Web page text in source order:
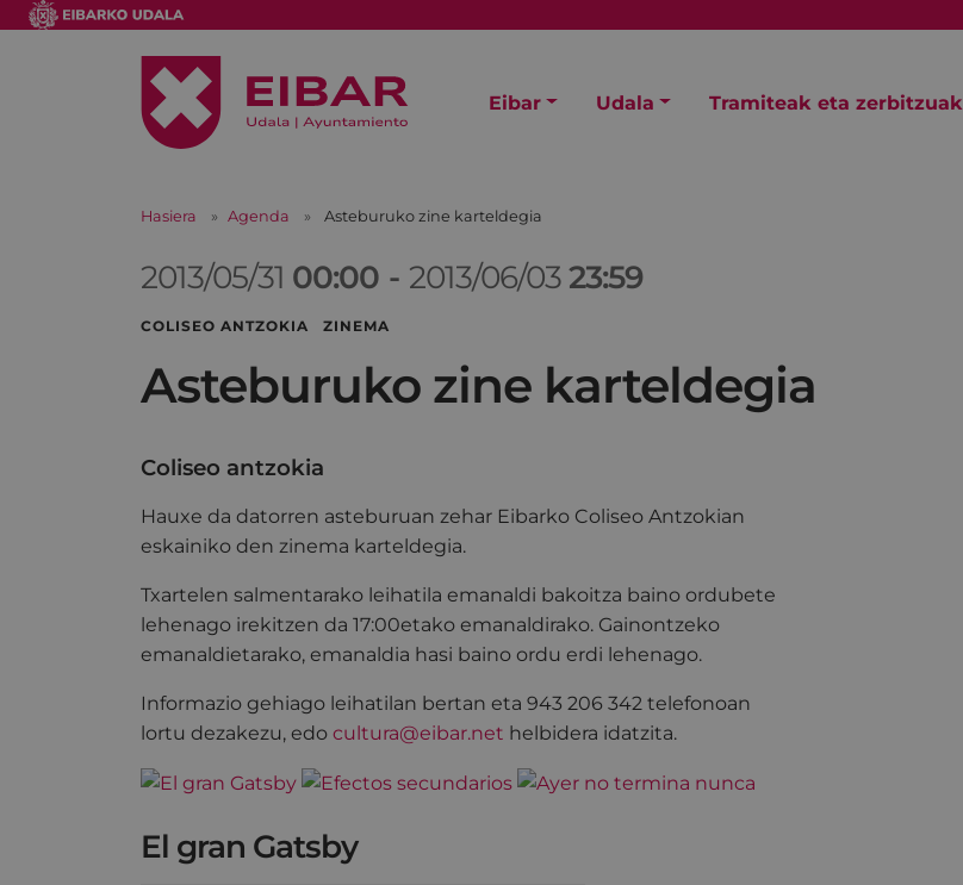
Eibar Udala Tramiteak eta zerbitzuak
Hasiera Agenda Asteburuko zine karteldegia
2013/05/31 00:00 - 2013/06/0323:59
COLISEO ANTZOKIA ZINEMA
Asteburuko zine karteldegia
Coliseo antzokia
Hauxe da datorren asteburuan zehar Eibarko Coliseo Antzokian
eskainiko den zinema karteldegia.
Txartelen salmentarako leihatila emanaldi bakoitza baino ordubete
lehenago irekitzen da 17:00etako emanaldirako. Gainontzeko
emanaldietarako, emanaldia hasi baino ordu erdi lehenago.
Informazio gehiago leihatilan bertan eta 943 206 342 telefonoan
lortu dezakezu, edo cultura@eibar.net helbidera idatzita.
El gran Gatsby